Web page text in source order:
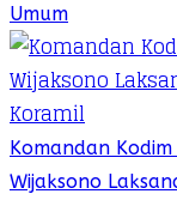
Umum
Komandan
Wijaksono